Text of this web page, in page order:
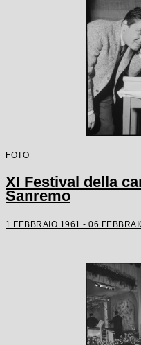
FOTO
XI Festival della
Sanremo
1 FEBBRAIO 1961 - 06